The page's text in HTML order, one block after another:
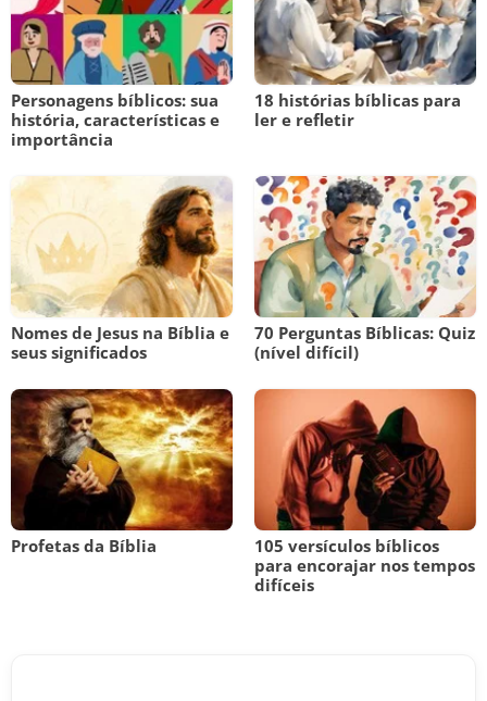
Personagens bíblicos: sua
história, características e
importância
18 histórias bíblicas para
ler e refletir
Nomes de Jesus na Bíblia e
seus significados
70 Perguntas Bíblicas: Quiz
(nível difícil)
Profetas da Bíblia
105 versículos bíblicos
para encorajar nos tempos
difíceis